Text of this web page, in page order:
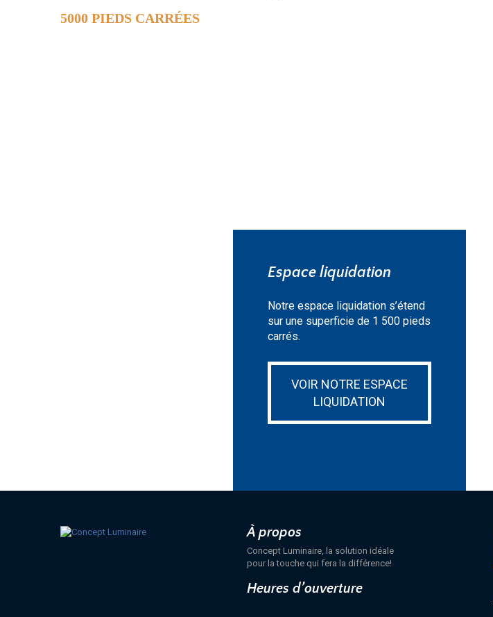
5000 PIEDS CARRÉES
Espace liquidation
Notre espace liquidation s’étend
sur une superficie de 1 500 pieds
carrés.
VOIR NOTRE ESPACE
LIQUIDATION
À propos
Concept Luminaire, la solution idéale
pour la touche qui fera la différence!
Heures d’ouverture